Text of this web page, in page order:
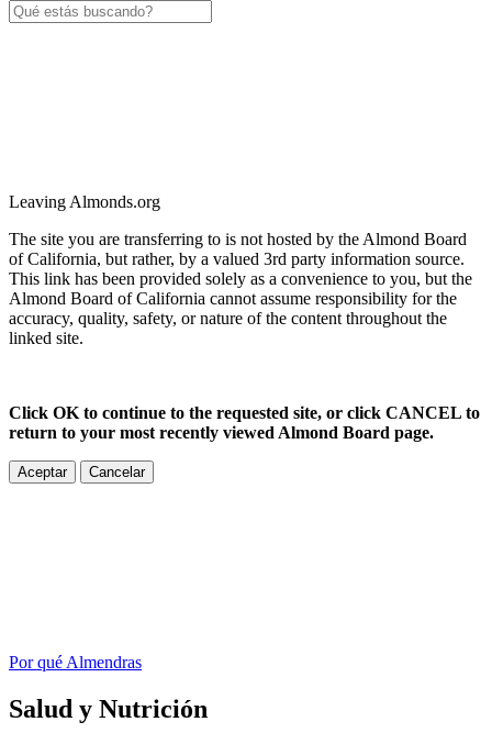
Leaving Almonds.org
The site you are transferring to is not hosted by the Almond Board
of California, but rather, by a valued 3rd party information source.
This link has been provided solely as a convenience to you, but the
Almond Board of California cannot assume responsibility for the
accuracy, quality, safety, or nature of the content throughout the
linked site.
Click OK to continue to the requested site, or click CANCEL to
return to your most recently viewed Almond Board page.
Aceptar Cancelar
Por qué Almendras
Salud y Nutrición